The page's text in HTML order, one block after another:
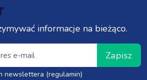
informacje na bieżąco.
Zapisz
newslettera (regulamin)